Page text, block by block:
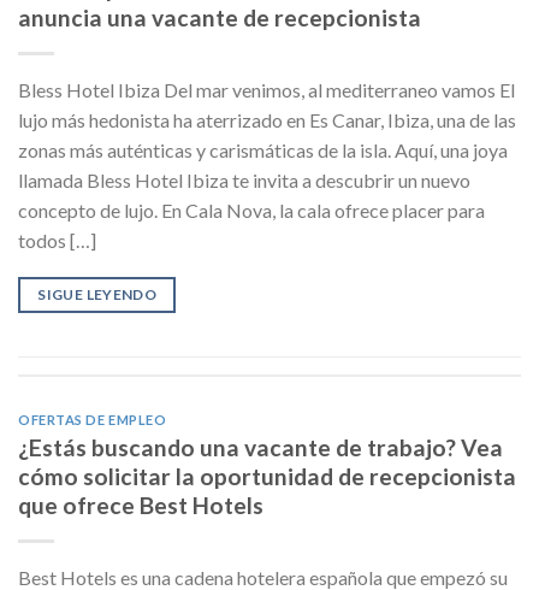
anuncia una vacante de recepcionista
Bless Hotel Ibiza Del mar venimos, al mediterraneo vamos El
lujo más hedonista ha aterrizado en Es Canar, Ibiza, una de las
zonas más auténticas y carismáticas de la isla. Aquí, una joya
llamada Bless Hotel Ibiza te invita a descubrir un nuevo
concepto de lujo. En Cala Nova, la cala ofrece placer para
todos […]
SIGUE LEYENDO
OFERTAS DE EMPLEO
¿Estás buscando una vacante de trabajo? Vea
cómo solicitar la oportunidad de recepcionista
que ofrece Best Hotels
Best Hotels es una cadena hotelera española que empezó su